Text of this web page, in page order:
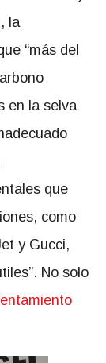
la
“más del
en la selva
que
como
y Gucci,
No solo